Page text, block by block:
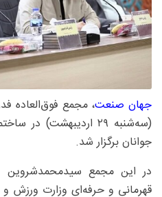
جهان صنعت، مجمع فوق‌العاده
(سه‌شنبه ۲۹ اردیبهشت)
جوانان برگزار شد.
در این مجمع سیدمحمدشروین
قهرمانی و حرفه‌ای وزارت ورزش و